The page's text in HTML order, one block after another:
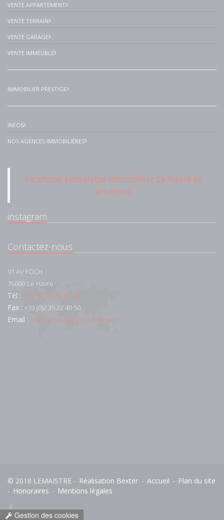
VENTE APPARTEMENT
VENTE TERRAIN
VENTE GARAGE
VENTE IMMEUBLE
IMMOBILIER PRESTIGE
INFOS
NOS AGENCES IMMOBILIÈRES
Facebook Lemaistre Immobilier Le havre et
environs
instagram
Contactez-nous
91 AV FOCH
76600 Le Havre
Tél : +33 (0)2 35 22 44 44
Fax : +33 (0)2 35 22 40 50
Email : contact@lemaistre-immo.com
© 2018 LEMAISTRE - Réalisation Bexter - Accueil - Plan du site
- Honoraires - Mentions légales
Gestion des cookies